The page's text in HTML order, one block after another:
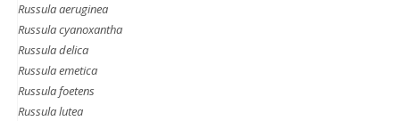
Russula aeruginea
Russula cyanoxantha
Russula delica
Russula emetica
Russula foetens
Russula lutea